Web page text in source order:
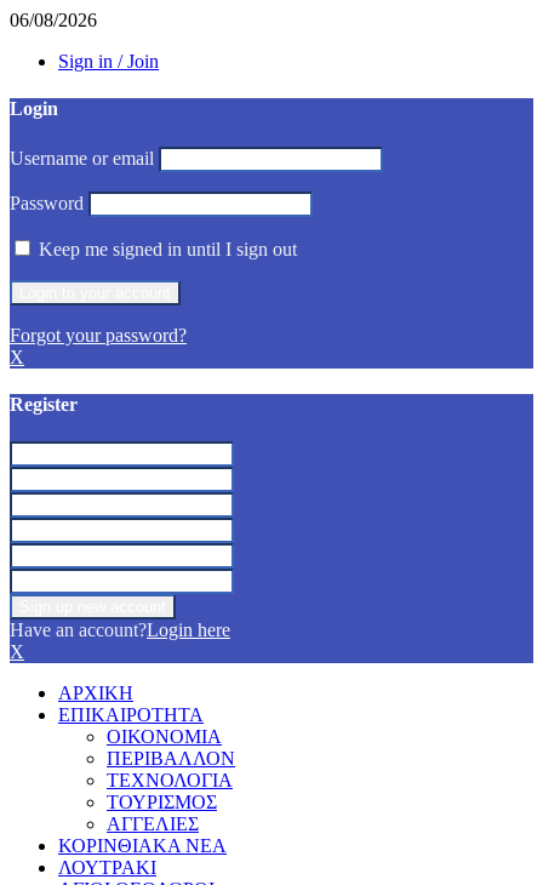
06/08/2026
Sign in / Join
Login
Username or email
Password
Keep me signed in until I sign out
Forgot your password?
X
Register
Have an account?Login here
X
ΑΡΧΙΚΗ
ΕΠΙΚΑΙΡΟΤΗΤΑ
ΟΙΚΟΝΟΜΙΑ
ΠΕΡΙΒΑΛΛΟΝ
ΤΕΧΝΟΛΟΓΙΑ
ΤΟΥΡΙΣΜΟΣ
ΑΓΓΕΛΙΕΣ
ΚΟΡΙΝΘΙΑΚΑ ΝΕΑ
ΛΟΥΤΡΑΚΙ